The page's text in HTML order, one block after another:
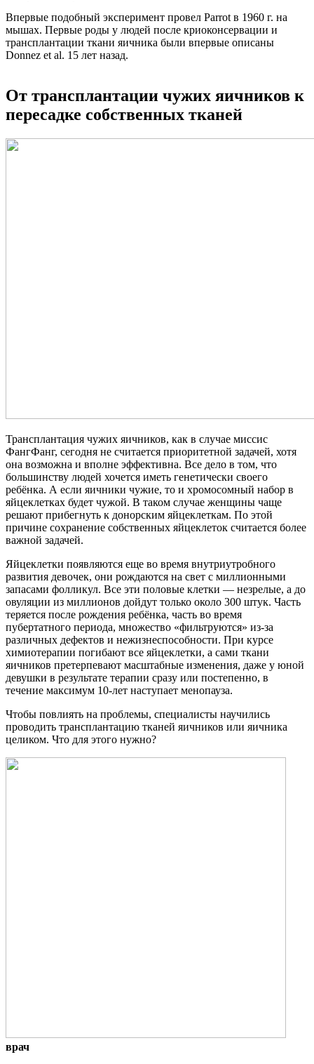
Впервые подобный эксперимент провел Parrot в 1960 г. на
мышах. Первые роды у людей после криоконсервации и
трансплантации ткани яичника были впервые описаны
Donnez et al. 15 лет назад.
От трансплантации чужих яичников к
пересадке собственных тканей
Трансплантация чужих яичников, как в случае миссис
ФангФанг, сегодня не считается приоритетной задачей, хотя
она возможна и вполне эффективна. Все дело в том, что
большинству людей хочется иметь генетически своего
ребёнка. А если яичники чужие, то и хромосомный набор в
яйцеклетках будет чужой. В таком случае женщины чаще
решают прибегнуть к донорским яйцеклеткам. По этой
причине сохранение собственных яйцеклеток считается более
важной задачей.
Яйцеклетки появляются еще во время внутриутробного
развития девочек, они рождаются на свет с миллионными
запасами фолликул. Все эти половые клетки — незрелые, а до
овуляции из миллионов дойдут только около 300 штук. Часть
теряется после рождения ребёнка, часть во время
пубертатного периода, множество «фильтруются» из-за
различных дефектов и нежизнеспособности. При курсе
химиотерапии погибают все яйцеклетки, а сами ткани
яичников претерпевают масштабные изменения, даже у юной
девушки в результате терапии сразу или постепенно, в
течение максимум 10-лет наступает менопауза.
Чтобы повлиять на проблемы, специалисты научились
проводить трансплантацию тканей яичников или яичника
целиком. Что для этого нужно?
врач